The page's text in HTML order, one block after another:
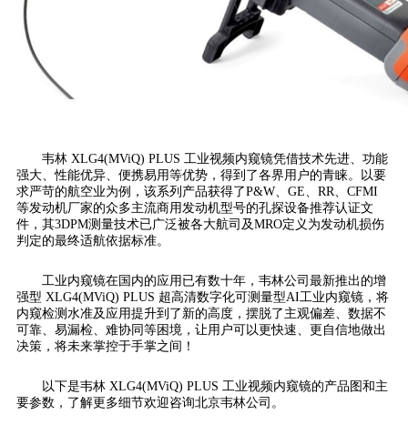
韦林 XLG4(MViQ) PLUS 工业视频内窥镜凭借技术先进、功能
强大、性能优异、便携易用等优势，得到了各界用户的青睐。以要
求严苛的航空业为例，该系列产品获得了P&W、GE、RR、CFMI
等发动机厂家的众多主流商用发动机型号的孔探设备推荐认证文
件，其3DPM测量技术已广泛被各大航司及MRO定义为发动机损伤
判定的最终适航依据标准。
工业内窥镜在国内的应用已有数十年，韦林公司最新推出的增
强型 XLG4(MViQ) PLUS 超高清数字化可测量型AI工业内窥镜，将
内窥检测水准及应用提升到了新的高度，摆脱了主观偏差、数据不
可靠、易漏检、难协同等困境，让用户可以更快速、更自信地做出
决策，将未来掌控于手掌之间！
以下是韦林 XLG4(MViQ) PLUS 工业视频内窥镜的产品图和主
要参数，了解更多细节欢迎咨询北京韦林公司。